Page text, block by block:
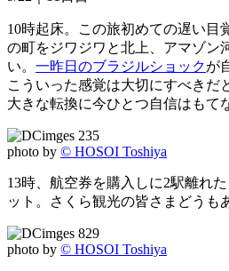
10時起床。この旅初めての遅い
の町をジワジワと北上、アマゾン
い。 一昨日のブラジルショックが
こういった感覚は大切にすべきだ
大きな転換に今ひとつ自信はもて
photo by © HOSOI Toshiya
13時、航空券を購入しに2駅離れ
ット。さくら観光の皆さまどうも
photo by © HOSOI Toshiya